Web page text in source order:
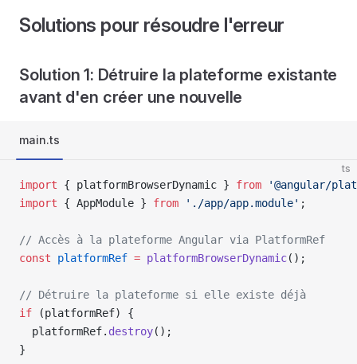
Solutions pour résoudre l'erreur
Solution 1: Détruire la plateforme existante
avant d'en créer une nouvelle
main.ts
ts
import { platformBrowserDynamic } from '@angular/
import { AppModule } from './app/app.module' ;
// Accès à la plateforme Angular via PlatformRef
const platformRef = platformBrowserDynamic();
// Détruire la plateforme si elle existe déjà
if (platformRef) {
  platformRef.
destroy();
}